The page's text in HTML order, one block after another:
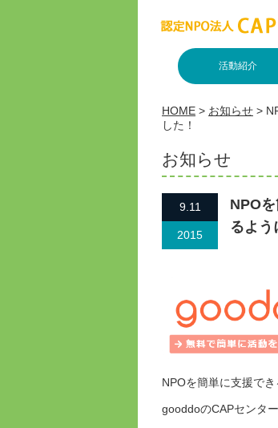
活動紹介
HOME > お知らせ >
した！
お知らせ
9.11
2015
NPO
るよう
NPOを簡単に支援で
gooddoのCAPセンタ